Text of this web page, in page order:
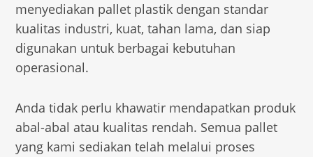
menyediakan pallet plastik dengan standar
kualitas industri, kuat, tahan lama, dan siap
digunakan untuk berbagai kebutuhan
operasional.
Anda tidak perlu khawatir mendapatkan produk
abal-abal atau kualitas rendah. Semua pallet
yang kami sediakan telah melalui proses